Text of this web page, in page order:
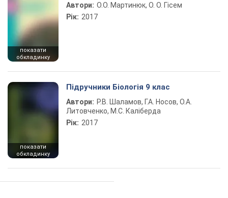
показати
обкладинку
Автори: О.О. Мартинюк, О. О. Гісем
Рік: 2017
показати
обкладинку
Підручники Біологія 9 клас
Автори: Р.В. Шаламов, Г.А. Носов, О.А.
Литовченко, М.С. Каліберда
Рік: 2017